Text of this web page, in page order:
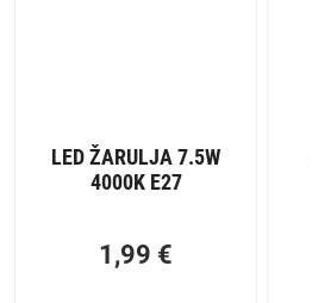
LED ŽARULJA 7.5W
4000K E27
1,99 €